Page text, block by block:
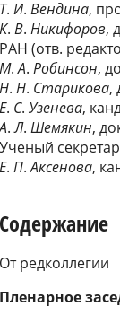
Т.И.Вендина,
К.В.Никифоров,
РАН (отв.
М.А.Робинсон,
Н.Н. Старикова,
Е. С.Узенева,
А.Л.Шемякин,
Ученый
Е.П.Аксенова,
Содержание
От редколлегии
Пленарное